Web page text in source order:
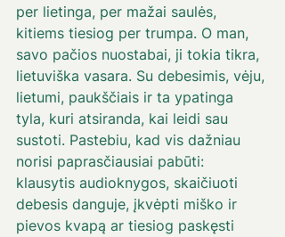
per lietinga, per mažai saulės,
kitiems tiesiog per trumpa. O man,
savo pačios nuostabai, ji tokia tikra,
lietuviška vasara. Su debesimis, vėju,
lietumi, paukščiais ir ta ypatinga
tyla, kuri atsiranda, kai leidi sau
sustoti. Pastebiu, kad vis dažniau
norisi paprasčiausiai pabūti:
klausytis audioknygos, skaičiuoti
debesis danguje, įkvėpti miško ir
pievos kvapą ar tiesiog paskęsti